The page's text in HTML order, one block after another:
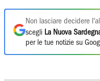
Non lasciare decidere
scegli La Nuova
per le tue notizie su